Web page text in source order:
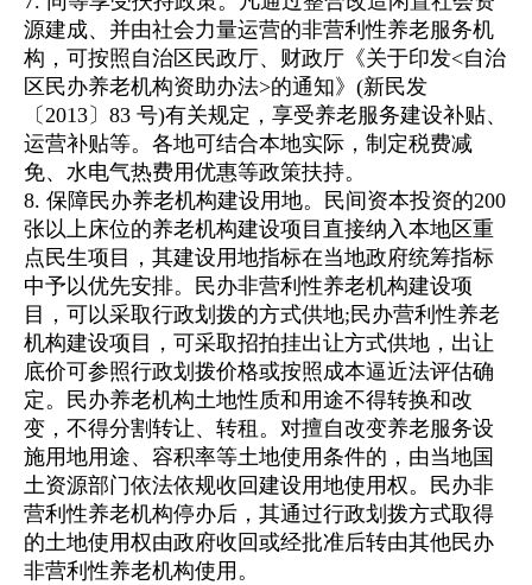
源建成、并由社会力量运营的非营利性养老服务机
构，可按照自治区民政厅、财政厅《关于印发<自治
区民办养老机构资助办法>的通知》(新民发
〔2013〕83 号)有关规定，享受养老服务建设补贴、
运营补贴等。各地可结合本地实际，制定税费减
免、水电气热费用优惠等政策扶持。
8. 保障民办养老机构建设用地。民间资本投资的200
张以上床位的养老机构建设项目直接纳入本地区重
点民生项目，其建设用地指标在当地政府统筹指标
中予以优先安排。民办非营利性养老机构建设项
目，可以采取行政划拨的方式供地;民办营利性养老
机构建设项目，可采取招拍挂出让方式供地，出让
底价可参照行政划拨价格或按照成本逼近法评估确
定。民办养老机构土地性质和用途不得转换和改
变，不得分割转让、转租。对擅自改变养老服务设
施用地用途、容积率等土地使用条件的，由当地国
土资源部门依法依规收回建设用地使用权。民办非
营利性养老机构停办后，其通过行政划拨方式取得
的土地使用权由政府收回或经批准后转由其他民办
非营利性养老机构使用。